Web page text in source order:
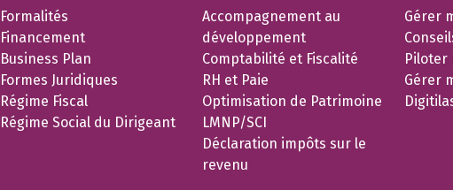
Formalités
Financement
Business Plan
Formes Juridiques
Régime Fiscal
Régime Social du Dirigeant
Accompagnement au
développement
Comptabilité et Fiscalité
RH et Paie
Optimisation de Patrimoine
LMNP/SCI
Déclaration impôts sur le
revenu
Gérer
Piloter
Gérer